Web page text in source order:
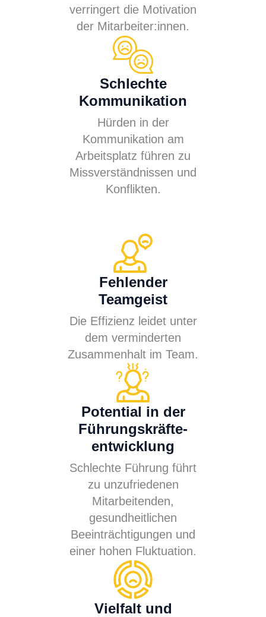
verringert die Motivation
der Mitarbeiter:innen.
Schlechte
Kommunikation
Hürden in der
Kommunikation am
Arbeitsplatz führen zu
Missverständnissen und
Konflikten.
Fehlender
Teamgeist
Die Effizienz leidet unter
dem verminderten
Zusammenhalt im Team.
Potential in der
Führungskräfte-
entwicklung
Schlechte Führung führt
zu unzufriedenen
Mitarbeitenden,
gesundheitlichen
Beeinträchtigungen und
einer hohen Fluktuation.
Vielfalt und